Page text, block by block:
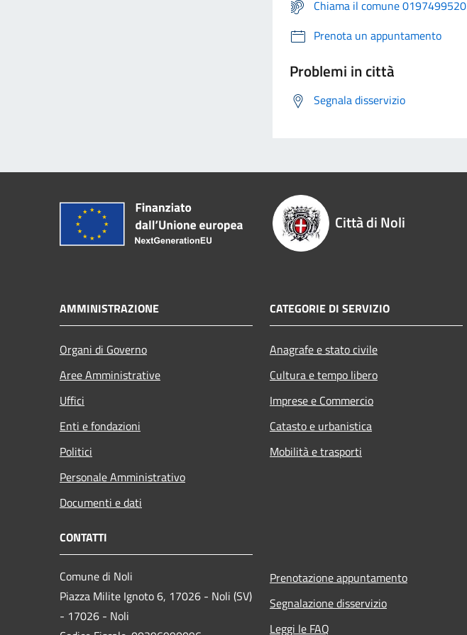
Chiama il comune 0197499520
Prenota un appuntamento
Problemi in città
Segnala disservizio
Città di Noli
AMMINISTRAZIONE
Organi di Governo
Aree Amministrative
Uffici
Enti e fondazioni
Politici
Personale Amministrativo
Documenti e dati
CATEGORIE DI SERVIZIO
Anagrafe e stato civile
Cultura e tempo libero
Imprese e Commercio
Catasto e urbanistica
Mobilità e trasporti
CONTATTI
Comune di Noli
Piazza Milite Ignoto 6, 17026 - Noli (SV)
- 17026 - Noli
Prenotazione appuntamento
Segnalazione disservizio
Leggi le FAQ